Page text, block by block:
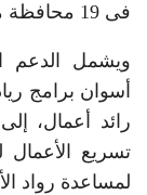
فى 19 محافظة من مستهدف 32 مركزا.
ويشمل الدعم
رائد أعمال،
تسريع الأعمال
لمساعدة رواد